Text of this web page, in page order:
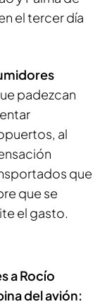
el tercer día
padezcan
al
que
que se
el gasto.
a Rocío
del avión: